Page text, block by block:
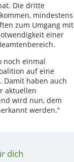
Die dritte
mindestens
zum Umgang mit
einer
noch einmal
auf eine
Damit haben auch
aktuellen
wird nun, dem
werden.“
dich